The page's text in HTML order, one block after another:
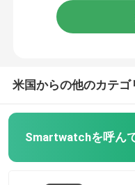
スポーツの
米国からの他のカテゴ
Smartwatchを呼ん